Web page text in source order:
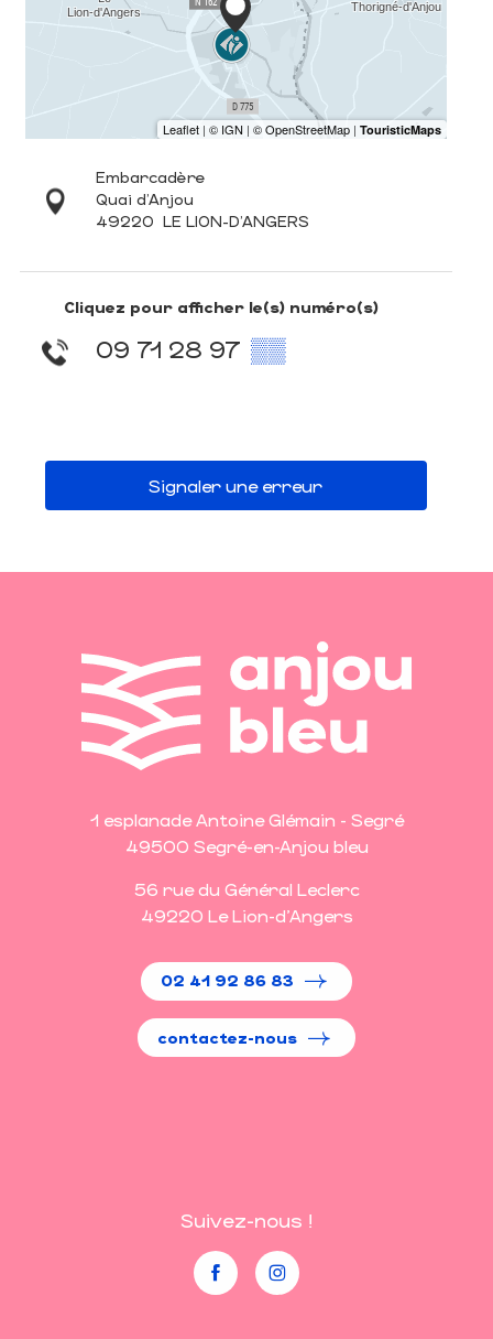
Embarcadère
Quai d'Anjou
49220 LE LION-D'ANGERS
Cliquez pour afficher le(s) numéro(s)
09 71 28 97 ▒▒
Signaler une erreur
1 esplanade Antoine Glémain - Segré
49500 Segré-en-Anjou bleu
56 rue du Général Leclerc
49220 Le Lion-d'Angers
02 41 92 86 83
contactez-nous
Suivez-nous !